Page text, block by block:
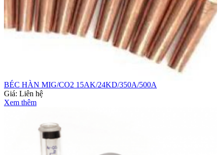
BÉC HÀN MIG/CO2 15AK/24KD/350A/500A
Giá: Liên hệ
Xem thêm